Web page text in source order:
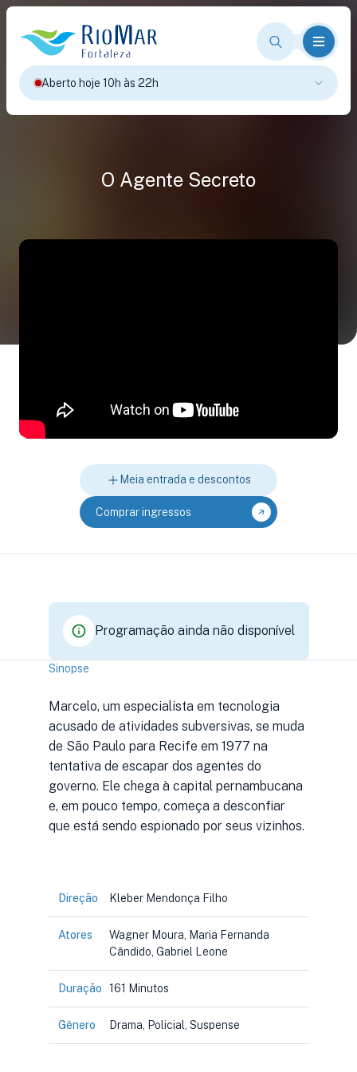
Aberto hoje 10h às 22h
O Agente Secreto
Meia entrada e descontos
Comprar ingressos
Programação ainda não disponível
Sinopse
Marcelo, um especialista em tecnologia
acusado de atividades subversivas, se muda
de São Paulo para Recife em 1977 na
tentativa de escapar dos agentes do
governo. Ele chega à capital pernambucana
e, em pouco tempo, começa a desconfiar
que está sendo espionado por seus vizinhos.
Direção Kleber Mendonça Filho
Atores
Wagner Moura, Maria Fernanda
Cândido, Gabriel Leone
Duração 161 Minutos
Gênero Drama, Policial, Suspense